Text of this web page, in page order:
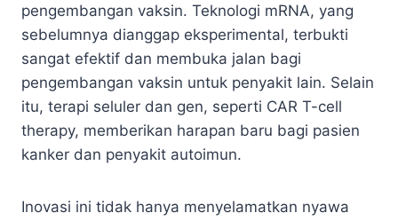
pengembangan vaksin. Teknologi mRNA, yang
sebelumnya dianggap eksperimental, terbukti
sangat efektif dan membuka jalan bagi
pengembangan vaksin untuk penyakit lain. Selain
itu, terapi seluler dan gen, seperti CAR T-cell
therapy, memberikan harapan baru bagi pasien
kanker dan penyakit autoimun.
Inovasi ini tidak hanya menyelamatkan nyawa